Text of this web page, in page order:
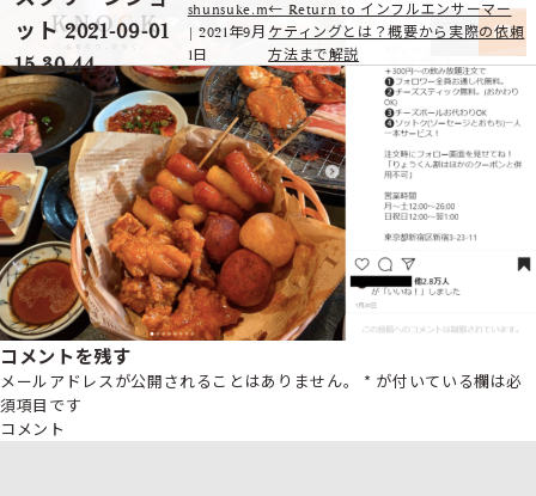
ット 2021-09-01
15.30.44
shunsuke.m
|2021年9月
1日
← Return to インフルエンサーマー
ケティングとは？概要から実際の依頼
方法まで解説
コメントを残す
メールアドレスが公開されることはありません。 * が付いている欄は必
須項目です
コメント